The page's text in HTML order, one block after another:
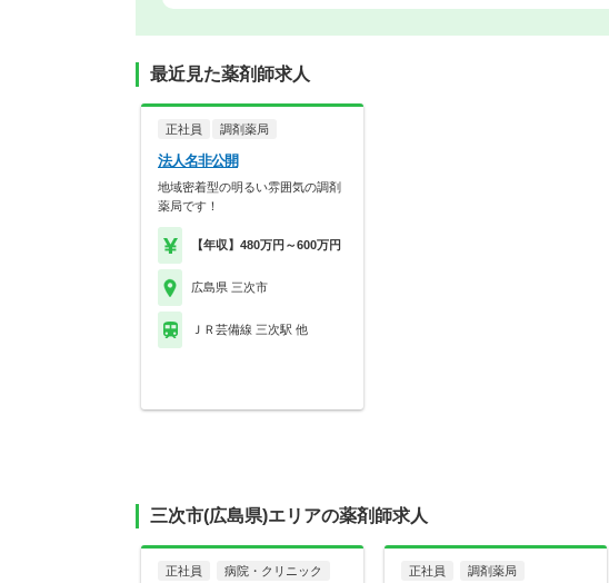
最近見た薬剤師求人
正社員 調剤薬局
法人名非公開
地域密着型の明るい雰囲気の調剤
薬局です！
【年収】480万円～600万円
広島県 三次市
ＪＲ芸備線 三次駅 他
三次市(広島県)エリアの薬剤師求人
正社員 病院・クリニック 正社員 調剤薬局